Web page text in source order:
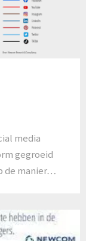
media
gegroeid
de manier…